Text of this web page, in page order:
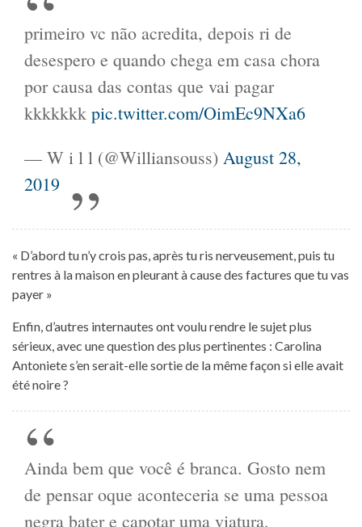
primeiro vc não acredita, depois ri de
desespero e quando chega em casa chora
por causa das contas que vai pagar
kkkkkkk pic.twitter.com/OimEc9NXa6
— W i l l (@Williansouss) August 28,
2019
« D’abord tu n’y crois pas, après tu ris nerveusement, puis tu
rentres à la maison en pleurant à cause des factures que tu vas
payer »
Enfin, d’autres internautes ont voulu rendre le sujet plus
sérieux, avec une question des plus pertinentes : Carolina
Antoniete s’en serait-elle sortie de la même façon si elle avait
été noire ?
Ainda bem que você é branca. Gosto nem
de pensar oque aconteceria se uma pessoa
negra bater e capotar uma viatura.